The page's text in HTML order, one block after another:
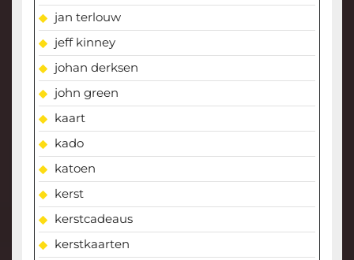
jan terlouw
jeff kinney
johan derksen
john green
kaart
kado
katoen
kerst
kerstcadeaus
kerstkaarten